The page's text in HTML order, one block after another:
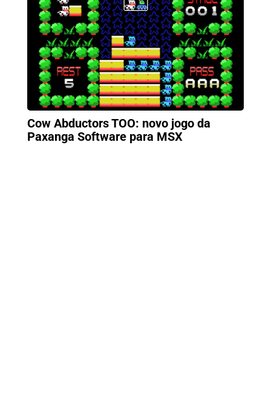
Cow Abductors TOO: novo jogo da
Paxanga Software para MSX